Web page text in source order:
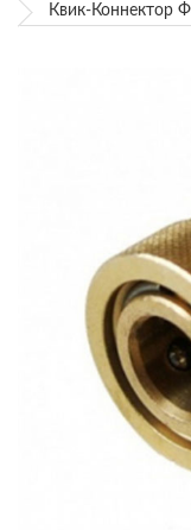
Квик-Коннектор